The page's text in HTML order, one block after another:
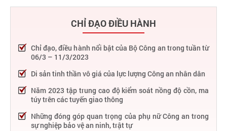
CHỈ ĐẠO ĐIỀU HÀNH
Chỉ đạo, điều hành nổi bật của Bộ Công an trong tuần từ
06/3 – 11/3/2023
Di sản tinh thần vô giá của lực lượng Công an nhân dân
Năm 2023 tập trung cao độ kiểm soát nồng độ cồn, ma
túy trên các tuyến giao thông
Những đóng góp quan trọng của phụ nữ Công an trong
sự nghiệp bảo vệ an ninh, trật tự